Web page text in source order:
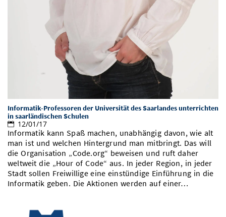
Informatik-Professoren der Universität des Saarlandes unterrichten
in saarländischen Schulen
12/01/17
Informatik kann Spaß machen, unabhängig davon, wie alt
man ist und welchen Hintergrund man mitbringt. Das will
die Organisation „Code.org“ beweisen und ruft daher
weltweit die „Hour of Code“ aus. In jeder Region, in jeder
Stadt sollen Freiwillige eine einstündige Einführung in die
Informatik geben. Die Aktionen werden auf einer…